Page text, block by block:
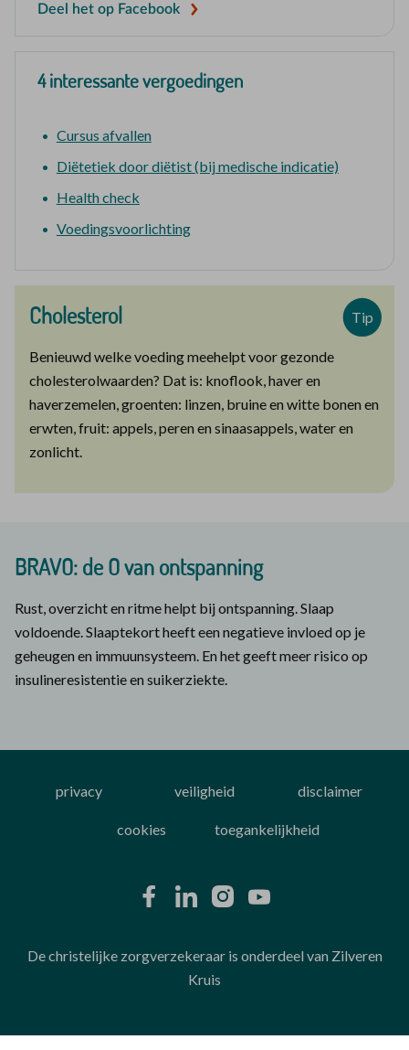
Deel het op Facebook
4 interessante vergoedingen
Cursus afvallen
Diëtetiek door diëtist (bij medische indicatie)
Health check
Voedingsvoorlichting
Tip
Cholesterol
Benieuwd welke voeding meehelpt voor gezonde
cholesterolwaarden? Dat is: knoflook, haver en
haverzemelen, groenten: linzen, bruine en witte bonen en
erwten, fruit: appels, peren en sinaasappels, water en
zonlicht.
BRAVO: de O van ontspanning
Rust, overzicht en ritme helpt bij ontspanning. Slaap
voldoende. Slaaptekort heeft een negatieve invloed op je
geheugen en immuunsysteem. En het geeft meer risico op
insulineresistentie en suikerziekte.
privacy veiligheid disclaimer
cookies toegankelijkheid
De christelijke zorgverzekeraar is onderdeel van Zilveren
Kruis